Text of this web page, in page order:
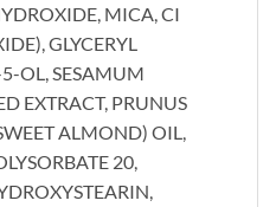
MICA, CI
GLYCERYL
OL, SESAMUM
EXTRACT, PRUNUS
ALMOND) OIL,
20,